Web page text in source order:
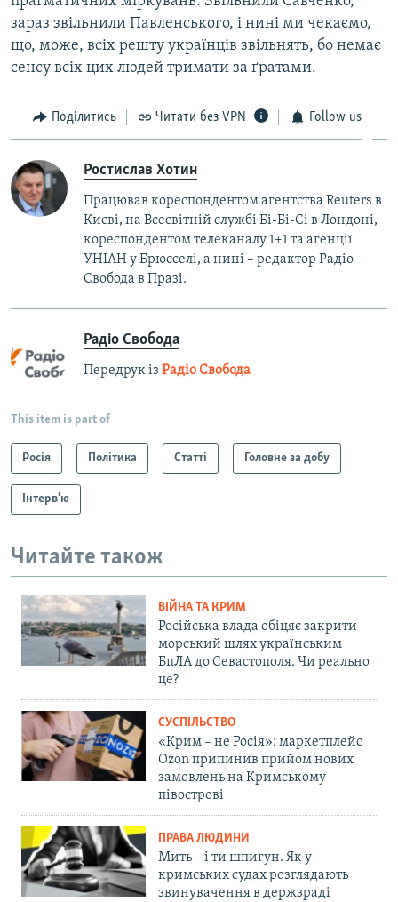
зараз звільнили Павленського, і нині ми чекаємо,
що, може, всіх решту українців звільнять, бо немає
сенсу всіх цих людей тримати за ґратами.
Поділитись Читати без VPN Follow us
Ростислав Хотин
Працював кореспондентом агентства Reuters в
Києві, на Всесвітній службі Бі-Бі-Сі в Лондоні,
кореспондентом телеканалу 1+1 та агенції
УНІАН у Брюсселі, а нині – редактор Радіо
Свобода в Празі.
Радіо Свобода
Передрук із Радіо Свобода
This item is part of
Росія Політика Статті Головне за добу
Інтерв'ю
Читайте також
ВІЙНА ТА КРИМ
Російська влада обіцяє закрити
морський шлях українським
БпЛА до Севастополя. Чи реально
це?
СУСПІЛЬСТВО
«Крим – не Росія»: маркетплейс
Ozon припинив прийом нових
замовлень на Кримському
півострові
ПРАВА ЛЮДИНИ
Мить – і ти шпигун. Як у
кримських судах розглядають
звинувачення в держзраді